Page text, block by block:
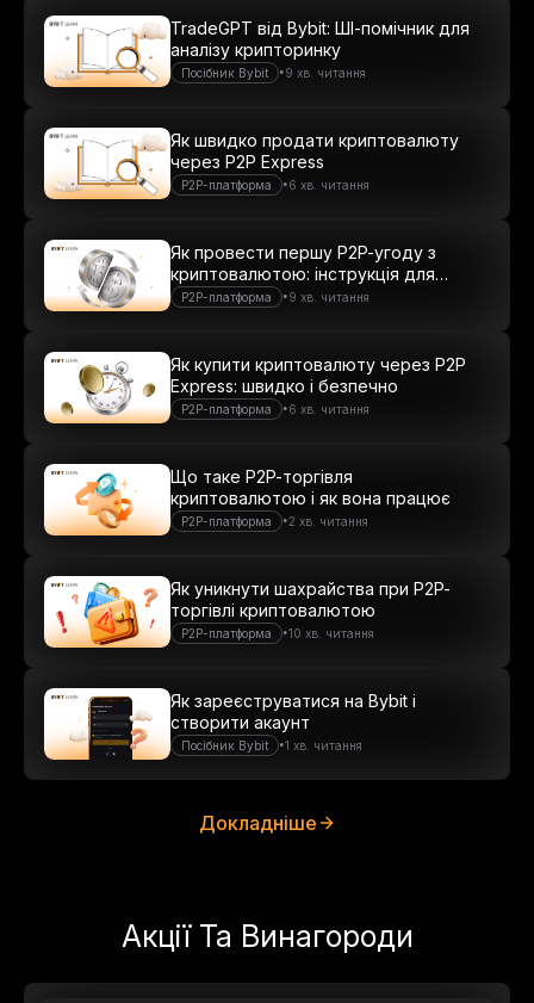
Посібник Bybit •9 хв. читання
TradeGPT від Bybit: ШІ-помічник для
аналізу крипторинку
P2P-платформа •6 хв. читання
Як швидко продати криптовалюту
через P2P Express
P2P-платформа •9 хв. читання
Як провести першу P2P-угоду з
криптовалютою: інструкція для
новачків
P2P-платформа •6 хв. читання
Як купити криптовалюту через P2P
Express: швидко і безпечно
P2P-платформа •2 хв. читання
Що таке P2P-торгівля
криптовалютою і як вона працює
P2P-платформа •10 хв. читання
Як уникнути шахрайства при P2P-
торгівлі криптовалютою
Посібник Bybit •1 хв. читання
Як зареєструватися на Bybit і
створити акаунт
Докладніше
Акції Та Винагороди